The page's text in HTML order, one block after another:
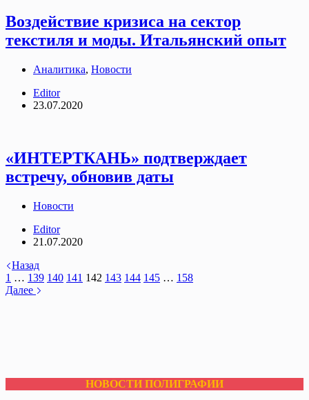
Воздействие кризиса на сектор
текстиля и моды. Итальянский опыт
Аналитика, Новости
Editor
23.07.2020
«ИНТЕРТКАНЬ» подтверждает
встречу, обновив даты
Новости
Editor
21.07.2020
Назад
1 … 139 140 141 142 143 144 145 … 158
Далее
НОВОСТИ ПОЛИГРАФИИ